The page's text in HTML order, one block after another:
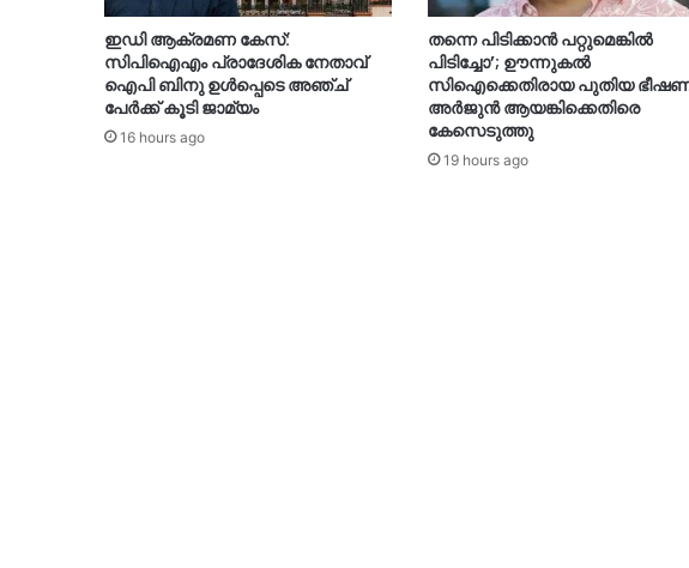
ഇഡി ആക്രമണ കേസ്:
സിപിഐഎം പ്രാദേശിക നേതാവ്
ഐപി ബിനു ഉൾപ്പെടെ അഞ്ച്
പേർക്ക് കൂടി ജാമ്യം
16 hours ago
തന്നെ പിടിക്കാൻ പറ്റുമെങ്കിൽ
പിടിച്ചോ’; ഊന്നുകൽ
സിഐക്കെതിരായ പുതിയ
അർജുൻ ആയങ്കിക്കെതിരെ
കേസെടുത്തു
19 hours ago